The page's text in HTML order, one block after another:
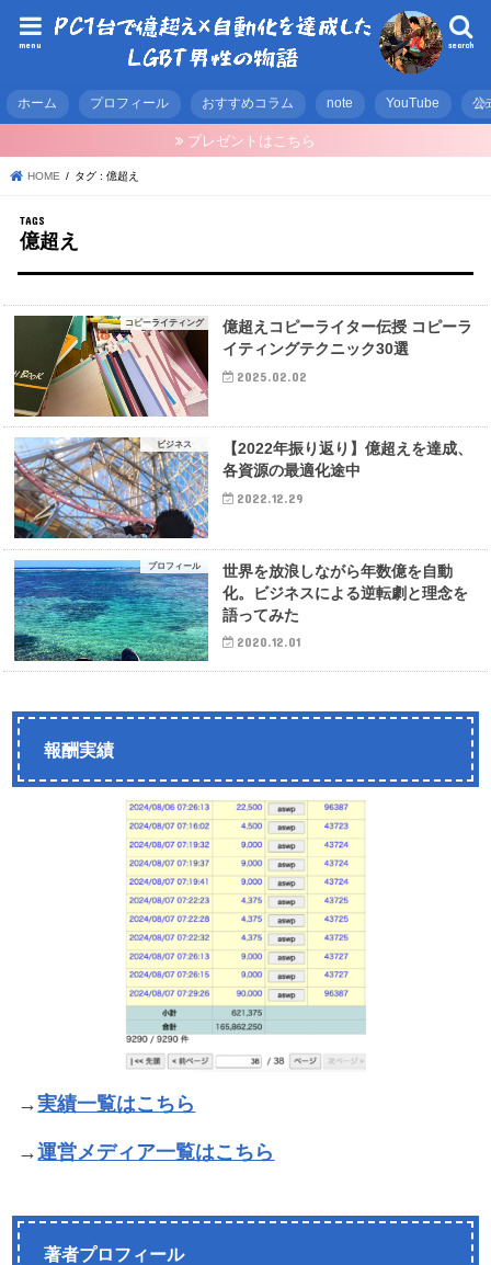
search
menu
ホーム プロフィール おすすめコラム note YouTube 公
プレゼントはこちら
HOME タグ : 億超え
億超え
コピーライティング
億超えコピーライター伝授 コピーラ
イティングテクニック30選
2025.02.02
ビジネス
【2022年振り返り】億超えを達成、
各資源の最適化途中
2022.12.29
プロフィール
世界を放浪しながら年数億を自動
化。ビジネスによる逆転劇と理念を
語ってみた
2020.12.01
報酬実績
→実績一覧はこちら
→運営メディア一覧はこちら
著者プロフィール